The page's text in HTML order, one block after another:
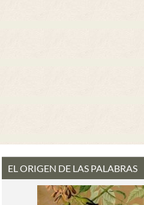
EL ORIGEN DE LAS PALABRAS